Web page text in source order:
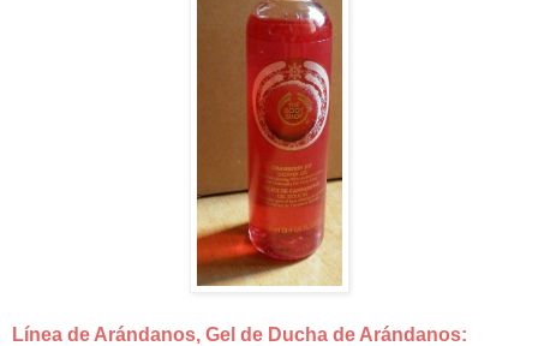
Línea de Arándanos, Gel de Ducha de Arándanos: